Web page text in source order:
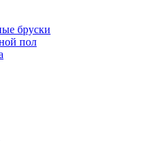
бруски
пол